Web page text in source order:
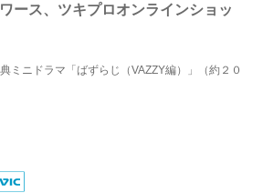
ース、ツキプロオンラインショッ
ミニドラマ「ばずらじ（VAZZY編）」（約２０